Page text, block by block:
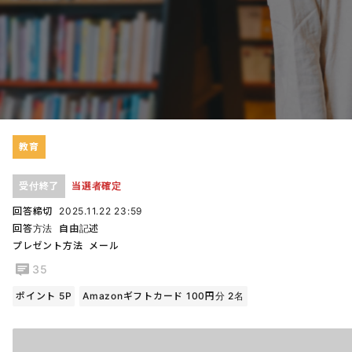
教育
受付終了 当選者確定
回答締切
2025.11.22 23:59
回答方法
自由記述
プレゼント方法
メール
35
ポイント 5P Amazonギフトカード 100円分 2名